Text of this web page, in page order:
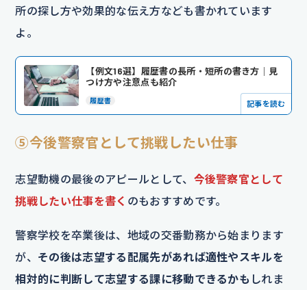
所の探し方や効果的な伝え方なども書かれています
よ。
【例文16選】履歴書の長所・短所の書き方｜見
つけ方や注意点も紹介
履歴書 記事を読む
⑤今後警察官として挑戦したい仕事
志望動機の最後のアピールとして、 今後警察官として
挑戦したい仕事を書く のもおすすめです。
警察学校を卒業後は、地域の交番勤務から始まります
が、 その後は志望する配属先があれば適性やスキルを
相対的に判断して志望する課に移動できるかも しれま